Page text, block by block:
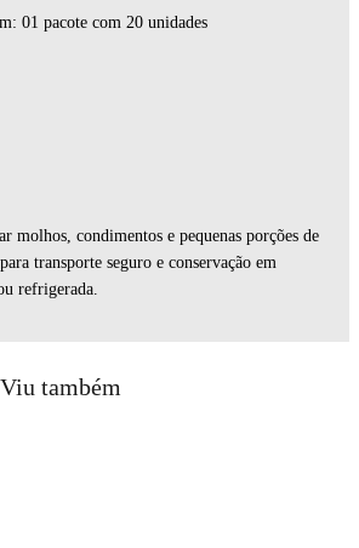
01 pacote com 20 unidades
molhos, condimentos e pequenas porções de
transporte seguro e conservação em
refrigerada.
também